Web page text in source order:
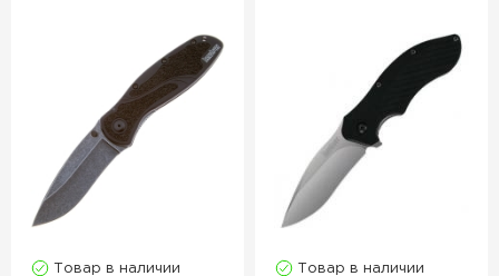
Товар в наличии Товар в наличии